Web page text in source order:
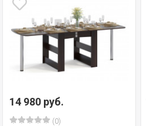
14 980 руб.
(0)